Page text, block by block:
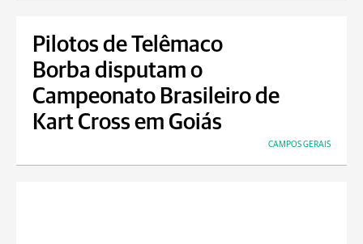
Pilotos de Telêmaco
Borba disputam o
Campeonato Brasileiro de
Kart Cross em Goiás
CAMPOS GERAIS